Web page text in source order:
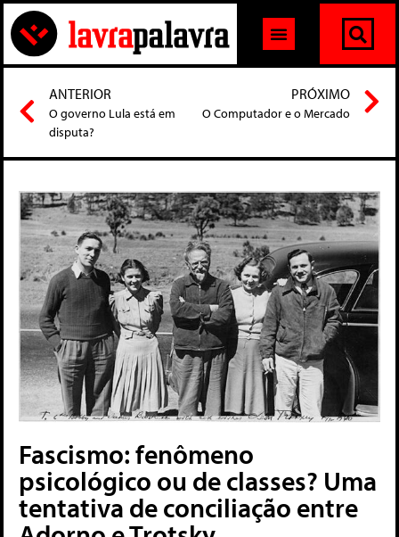
ANTERIOR
O governo Lula está em
disputa?
PRÓXIMO
O Computador e o Mercado
Fascismo: fenômeno
psicológico ou de classes? Uma
tentativa de conciliação entre